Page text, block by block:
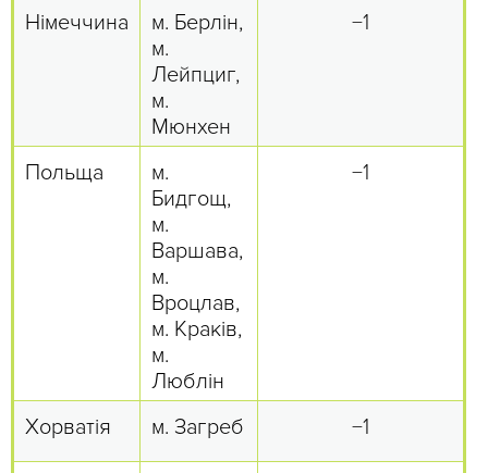
Німеччина
м. Берлін,
м.
Лейпциг,
м.
Мюнхен
−1
Польща
м.
Бидгощ,
м.
Варшава,
м.
Вроцлав,
м. Краків,
м.
Люблін
−1
Хорватія м. Загреб −1